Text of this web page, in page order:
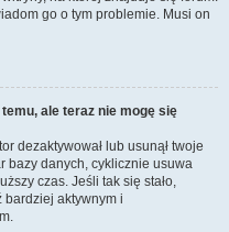
go o tym problemie. Musi on
ale teraz nie mogę się
dezaktywował lub usunął twoje
bazy danych, cyklicznie usuwa
czas. Jeśli tak się stało,
aktywnym i